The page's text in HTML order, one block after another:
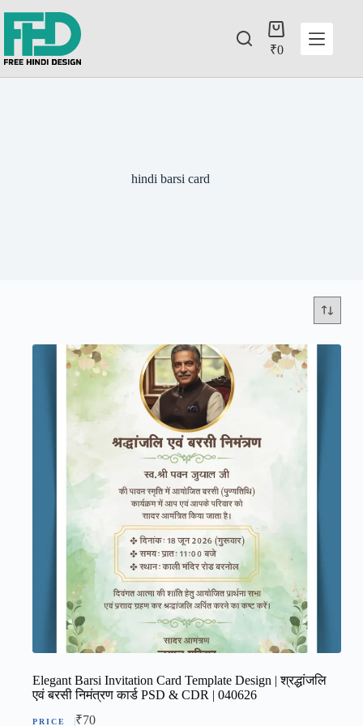
₹0
hindi barsi card
Elegant Barsi Invitation Card Template Design | श्रद्धांजलि
एवं बरसी निमंत्रण कार्ड PSD & CDR | 040626
₹70